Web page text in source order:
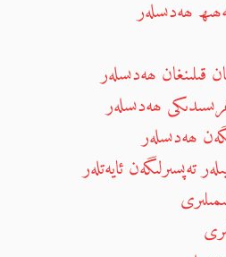
ھەدىسلەر
قىلىنغان ھەدىسلەر
ھەدىسلەر
ھەدىسلەر
تەپسىرلىگەن ئايەتلەر